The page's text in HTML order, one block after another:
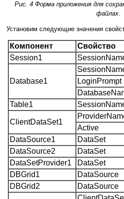
Рис. 4 Форма приложения для
файлах.
Установим следующие значения
Компонент Свойство
Session1
Database1
LoginPrompt
Table1
ClientDataSet1
Active
DataSource1
DataSet
DataSource2
DataSet
DataSetProvider1
DataSet
DBGrid1
DataSource
DBGrid2
DataSource